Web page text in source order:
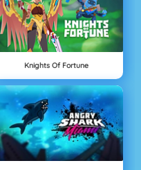
Knights Of Fortune